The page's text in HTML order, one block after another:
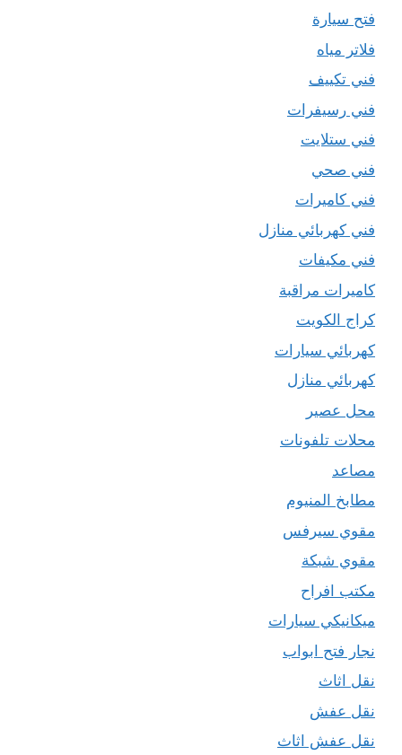
فتح سيارة
فلاتر مياه
فني تكييف
فني رسيفرات
فني ستلايت
فني صحي
فني كاميرات
فني كهربائي منازل
فني مكيفات
كاميرات مراقبة
كراج الكويت
كهربائي سيارات
كهربائي منازل
محل عصير
محلات تلفونات
مصاعد
مطابخ المنيوم
مقوي سيرفس
مقوي شبكة
مكتب افراح
ميكانيكي سيارات
نجار فتح ابواب
نقل اثاث
نقل عفش
نقل عفش اثاث